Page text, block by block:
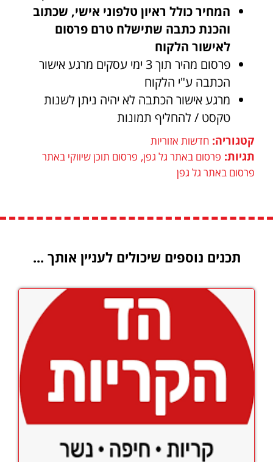
המחיר כולל ראיון טלפוני אישי, שכתוב
והכנת כתבה שתישלח טרם פרסום
לאישור הלקוח
פרסום מהיר תוך 3 ימי עסקים מרגע אישור
הכתבה ע"י הלקוח
מרגע אישור הכתבה לא יהיה ניתן לשנות
טקסט / להחליף תמונות
קטגוריה: חדשות אזוריות
תגיות: פרסום באתר גל גפן, פרסום תוכן שיווקי באתר
פרסום באתר גל גפן
תכנים נוספים שיכולים לעניין אותך ...